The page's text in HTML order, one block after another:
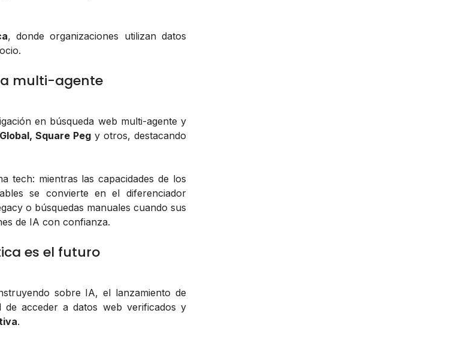
, donde organizaciones utilizan datos
multi-agente
en búsqueda web multi-agente y
Square Pegy otros, destacando
tech: mientras las capacidades de los
se convierte en el diferenciador
o búsquedas manuales cuando sus
de IA con confianza.
es el futuro
sobre IA, el lanzamiento de
de acceder a datos web verificados y
.